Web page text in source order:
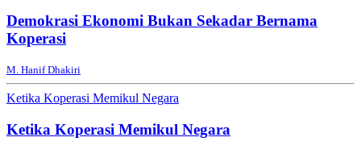
Demokrasi Ekonomi Bukan Sekadar Bernama
Koperasi
M. Hanif Dhakiri
Ketika Koperasi Memikul Negara
Ketika Koperasi Memikul Negara